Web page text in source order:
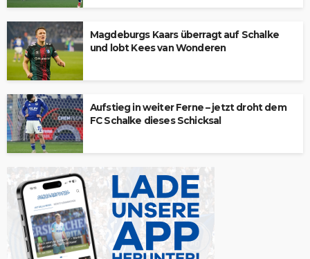
Magdeburgs Kaars überragt auf Schalke
und lobt Kees van Wonderen
Aufstieg in weiter Ferne – jetzt droht dem
FC Schalke dieses Schicksal